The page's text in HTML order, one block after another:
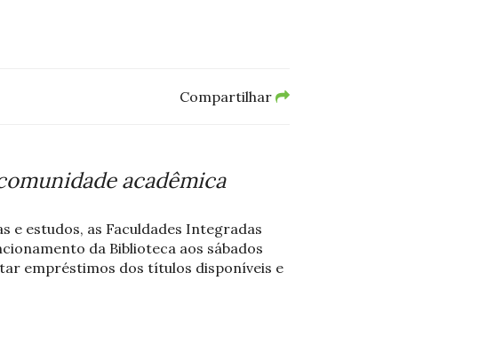
Compartilhar
acadêmica
e estudos, as Faculdades Integradas
da Biblioteca aos sábados
empréstimos dos títulos disponíveis e